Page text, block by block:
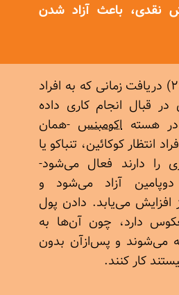
نقدی، باعث آزاد شدن
بریان ناتسون (۲۰۰۱) دریافت زمانی که به افراد
قبال انجام کاری داده
هسته اکومبنس -همان
انتظار کوکائین، تنباکو یا
را دارند فعال می‌شود-
آزاد می‌شود و
افزایش می‌یابد. دادن پول
دارد، چون آن‌ها به
می‌شوند و پس‌ازآن بدون
کار کنند.